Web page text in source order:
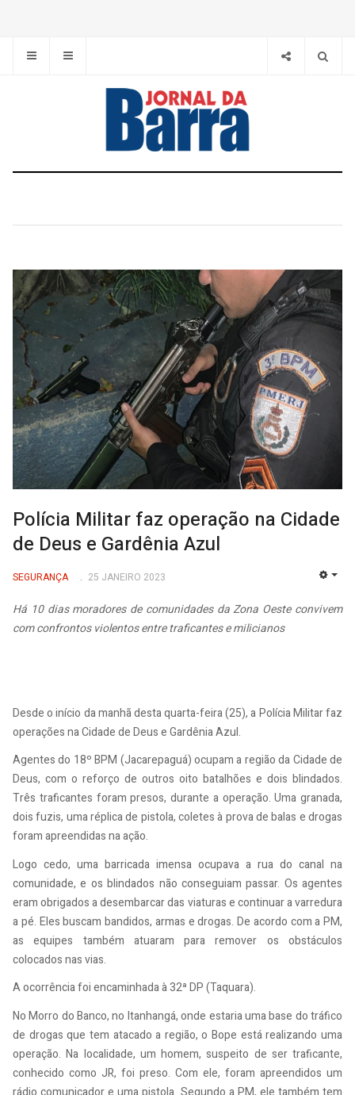
Polícia Militar faz operação na Cidade
de Deus e Gardênia Azul
SEGURANÇA 25 JANEIRO 2023
Há 10 dias moradores de comunidades da Zona Oeste convivem
com confrontos violentos entre traficantes e milicianos
Desde o início da manhã desta quarta-feira (25), a Polícia Militar faz
operações na Cidade de Deus e Gardênia Azul.
Agentes do 18º BPM (Jacarepaguá) ocupam a região da Cidade de
Deus, com o reforço de outros oito batalhões e dois blindados.
Três traficantes foram presos, durante a operação. Uma granada,
dois fuzis, uma réplica de pistola, coletes à prova de balas e drogas
foram apreendidas na ação.
Logo cedo, uma barricada imensa ocupava a rua do canal na
comunidade, e os blindados não conseguiam passar. Os agentes
eram obrigados a desembarcar das viaturas e continuar a varredura
a pé. Eles buscam bandidos, armas e drogas. De acordo com a PM,
as equipes também atuaram para remover os obstáculos
colocados nas vias.
A ocorrência foi encaminhada à 32ª DP (Taquara).
No Morro do Banco, no Itanhangá, onde estaria uma base do tráfico
de drogas que tem atacado a região, o Bope está realizando uma
operação. Na localidade, um homem, suspeito de ser traficante,
conhecido como JR, foi preso. Com ele, foram apreendidos um